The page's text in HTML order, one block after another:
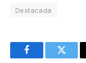
Destacada
Facebook